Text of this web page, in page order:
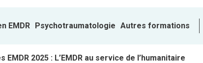
EMDR Psychotraumatologie Autres formations
2025 : L’EMDR au service de l’humanitaire